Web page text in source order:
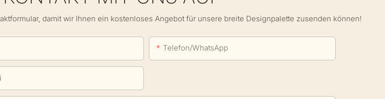
damit wir Ihnen ein kostenloses Angebot für unsere breite Designpalette zusenden können!
Telefon/WhatsApp